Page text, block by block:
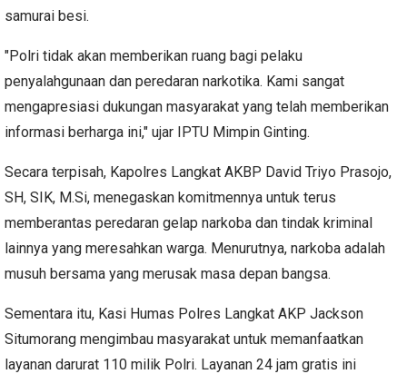
samurai besi.
"Polri tidak akan memberikan ruang bagi pelaku
penyalahgunaan dan peredaran narkotika. Kami sangat
mengapresiasi dukungan masyarakat yang telah memberikan
informasi berharga ini," ujar IPTU Mimpin Ginting.
Secara terpisah, Kapolres Langkat AKBP David Triyo Prasojo,
SH, SIK, M.Si, menegaskan komitmennya untuk terus
memberantas peredaran gelap narkoba dan tindak kriminal
lainnya yang meresahkan warga. Menurutnya, narkoba adalah
musuh bersama yang merusak masa depan bangsa.
Sementara itu, Kasi Humas Polres Langkat AKP Jackson
Situmorang mengimbau masyarakat untuk memanfaatkan
layanan darurat 110 milik Polri. Layanan 24 jam gratis ini